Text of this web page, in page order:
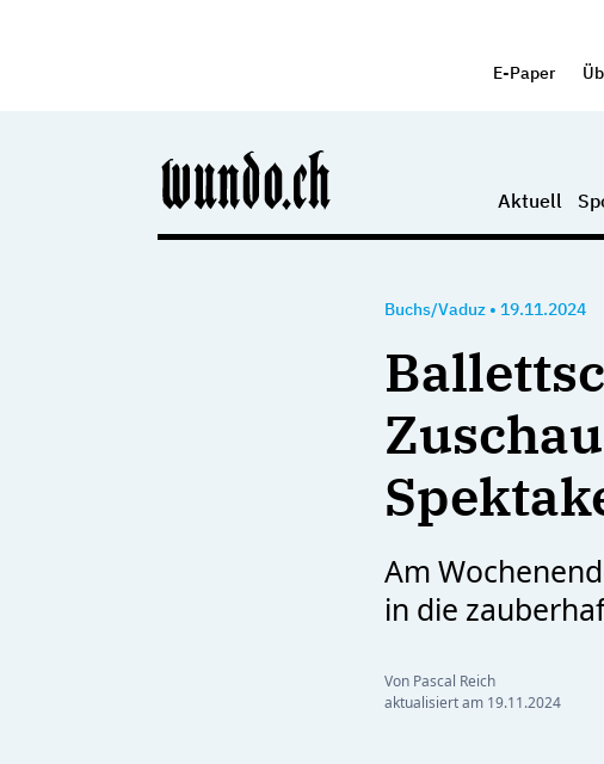
E-Paper
Aktuell
Buchs/Vaduz • 19.11.2024
Am
in die
Von Pascal Reich
aktualisiert am 19.11.2024